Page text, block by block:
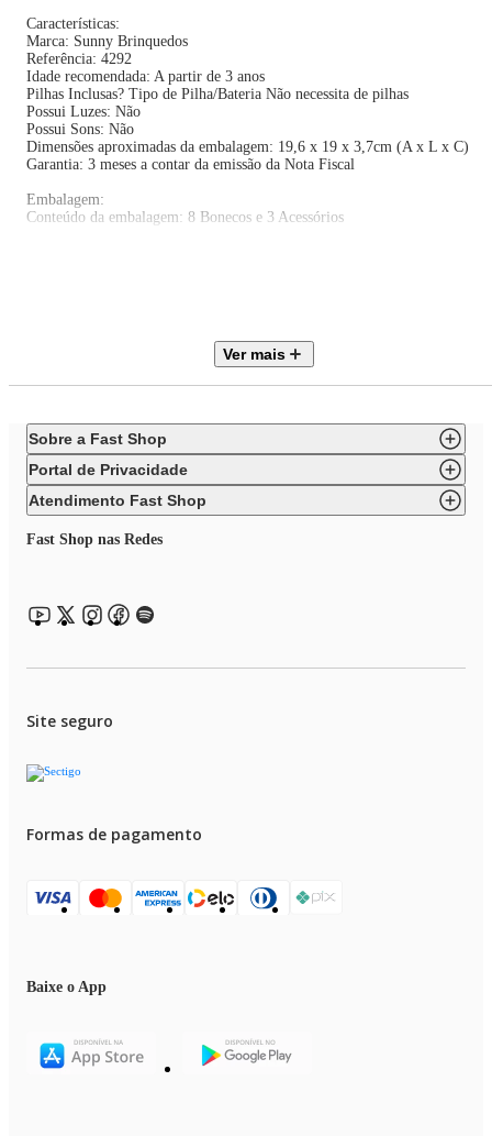
Características:
Marca: Sunny Brinquedos
Referência: 4292
Idade recomendada: A partir de 3 anos
Pilhas Inclusas? Tipo de Pilha/Bateria Não necessita de pilhas
Possui Luzes: Não
Possui Sons: Não
Dimensões aproximadas da embalagem: 19,6 x 19 x 3,7cm (A x L x C)
Garantia: 3 meses a contar da emissão da Nota Fiscal
Embalagem:
Conteúdo da embalagem: 8 Bonecos e 3 Acessórios
Ver mais
Sobre a Fast Shop
Portal de Privacidade
Atendimento Fast Shop
Fast Shop nas Redes
Site seguro
Formas de pagamento
Baixe o App